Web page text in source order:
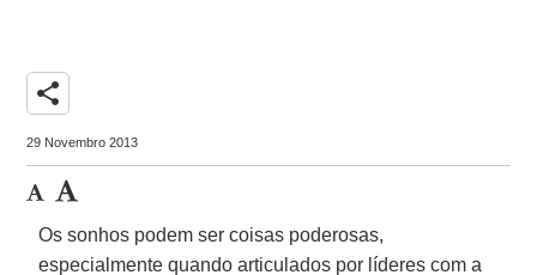
share
29 Novembro 2013
Os sonhos podem ser coisas poderosas,
especialmente quando articulados por líderes com a